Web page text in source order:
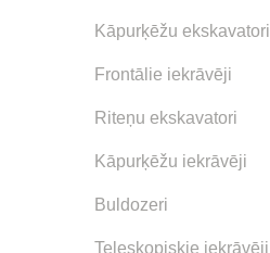
Kāpurķēžu ekskavatori
Frontālie iekrāvēji
Riteņu ekskavatori
Kāpurķēžu iekrāvēji
Buldozeri
Teleskopiskie iekrāvēji